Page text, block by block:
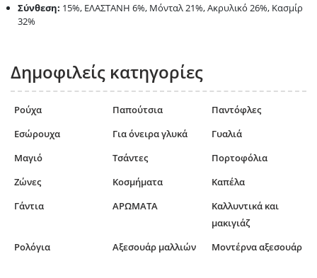
Σύνθεση: 15%, ΕΛΑΣΤΑΝΗ 6%, Μόνταλ 21%, Ακρυλικό 26%, Κασμίρ
32%
Δημοφιλείς κατηγορίες
Ρούχα Παπούτσια
Παντόφλες
Εσώρουχα
Για όνειρα γλυκά
Γυαλιά
Μαγιό
Τσάντες
Πορτοφόλια
Ζώνες
Κοσμήματα
Καπέλα
Γάντια
ΑΡΩΜΑΤΑ
Καλλυντικά και
μακιγιάζ
Ρολόγια
Αξεσουάρ μαλλιών Μοντέρνα αξεσουάρ